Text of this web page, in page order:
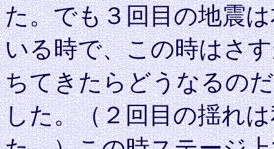
た。でも３回目の地震
いる時で、この時はさ
ちてきたらどうなるの
した。（２回目の揺れ